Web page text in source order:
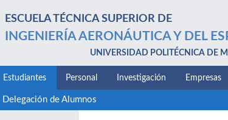
ESCUELA TÉCNICA SUPERIOR DE
INGENIERÍA AERONÁUTICA Y DEL
UNIVERSIDAD POLITÉCNICA DE
Estudiantes Personal Investigación Empresas
Delegación de Alumnos